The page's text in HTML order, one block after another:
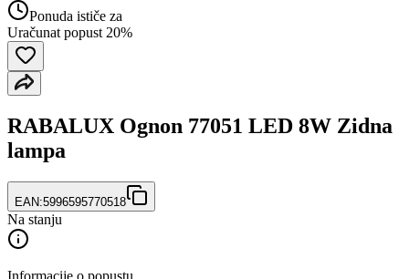
Ponuda ističe za
Uračunat popust 20%
RABALUX Ognon 77051 LED 8W Zidna
lampa
EAN:5996595770518
Na stanju
Informacije o popustu